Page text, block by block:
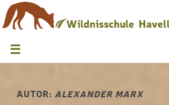
AUTOR: ALEXANDER MARX